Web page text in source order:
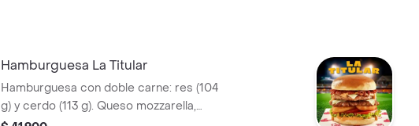
Hamburguesa La Titular
Hamburguesa con doble carne: res (104
g) y cerdo (113 g). Queso mozzarella,